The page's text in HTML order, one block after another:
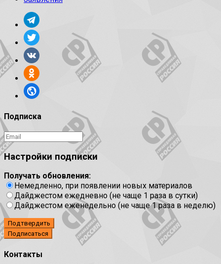
Подписка
Настройки подписки
Получать обновления:
Немедленно, при появлении новых материалов
Дайджестом ежедневно (не чаще 1 раза в сутки)
Дайджестом еженедельно (не чаще 1 раза в неделю)
Подтвердить
Контакты